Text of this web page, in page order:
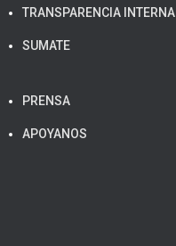
TRANSPARENCIA INTERNA
SUMATE
PRENSA
APOYANOS